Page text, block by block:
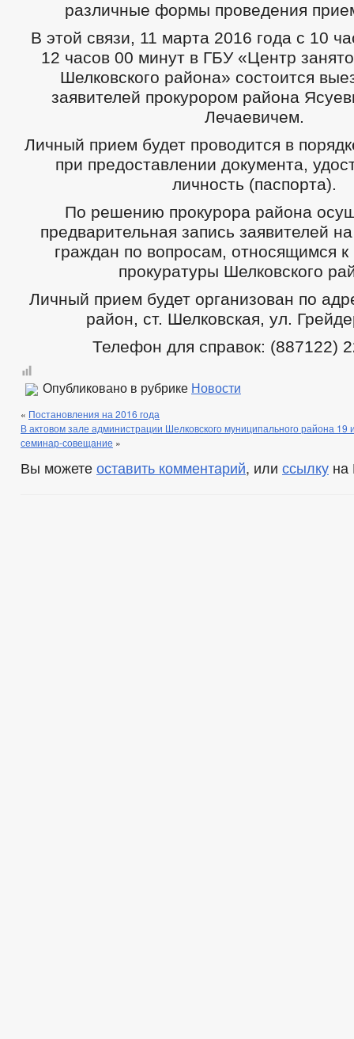
различные формы проведения
В этой связи, 11 марта 2016 года с 10
12 часов 00 минут в ГБУ «Центр
Шелковского района» состоится
заявителей прокурором района
Лечаевичем.
Личный прием будет проводится в
при предоставлении документа,
личность (паспорта).
По решению прокурора района
предварительная запись заявителей
граждан по вопросам, относящимся к
прокуратуры Шелковского
Личный прием будет организован по
район, ст. Шелковская, ул.
Телефон для справок: (887122)
Опубликовано в рубрике Новости
« Постановления на 2016 года
В актовом зале администрации Шелковского муниципального района 19
семинар-совещание »
Вы можете оставить комментарий, или ссылку на